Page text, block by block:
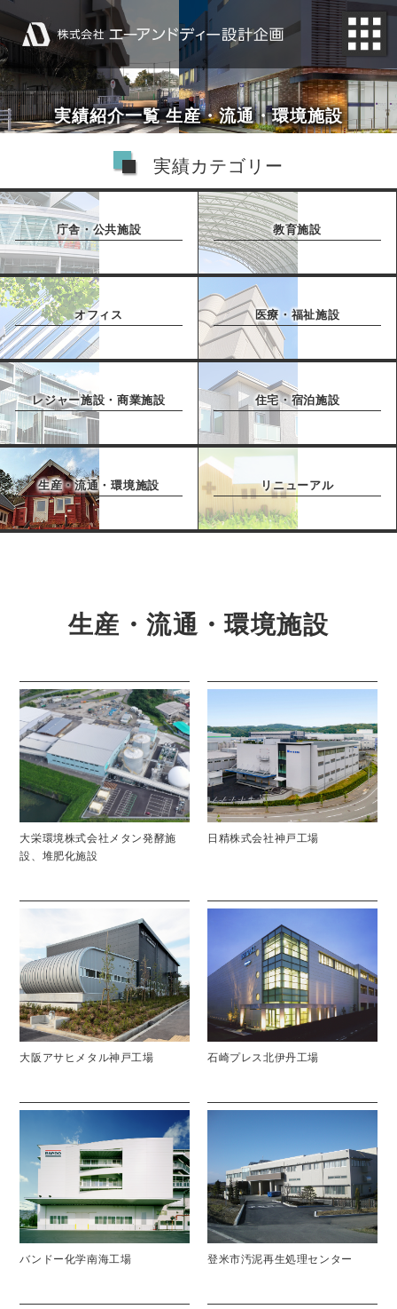
実績紹介一覧 生産・流通・環境施設
実績カテゴリー
庁舎・公共施設 教育施設
オフィス 医療・福祉施設
レジャー施設・商業施設 住宅・宿泊施設
生産・流通・環境施設 リニューアル
生産・流通・環境施設
大栄環境株式会社メタン発酵施
設、堆肥化施設
日精株式会社神戸工場
大阪アサヒメタル神戸工場 石崎プレス北伊丹工場
バンドー化学南海工場 登米市汚泥再生処理センター